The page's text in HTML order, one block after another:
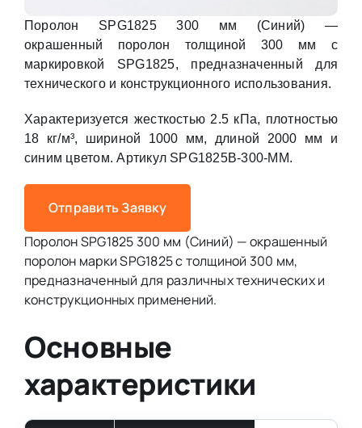
Поролон SPG1825 300 мм (Синий) —
окрашенный поролон толщиной 300 мм с
маркировкой SPG1825, предназначенный для
технического и конструкционного использования.
Характеризуется жесткостью 2.5 кПа, плотностью
18 кг/м³, шириной 1000 мм, длиной 2000 мм и
синим цветом. Артикул SPG1825B-300-MM.
Отправить Заявку
Поролон SPG1825 300 мм (Синий) — окрашенный
поролон марки SPG1825 с толщиной 300 мм,
предназначенный для различных технических и
конструкционных применений.
Основные
характеристики